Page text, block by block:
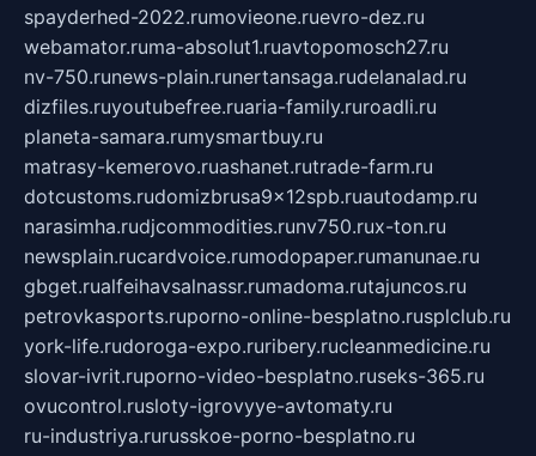
spayderhed-2022.rumovieone.ruevro-dez.ru
webamator.ruma-absolut1.ruavtopomosch27.ru
nv-750.runews-plain.runertansaga.rudelanalad.ru
dizfiles.ruyoutubefree.ruaria-family.ruroadli.ru
planeta-samara.rumysmartbuy.ru
matrasy-kemerovo.ruashanet.rutrade-farm.ru
dotcustoms.rudomizbrusa9x12spb.ruautodamp.ru
narasimha.rudjcommodities.runv750.rux-ton.ru
newsplain.rucardvoice.rumodopaper.rumanunae.ru
gbget.rualfeihavsalnassr.rumadoma.rutajuncos.ru
petrovkasports.ruporno-online-besplatno.rusplclub.ru
york-life.rudoroga-expo.ruribery.rucleanmedicine.ru
slovar-ivrit.ruporno-video-besplatno.ruseks-365.ru
ovucontrol.rusloty-igrovyye-avtomaty.ru
ru-industriya.rurusskoe-porno-besplatno.ru